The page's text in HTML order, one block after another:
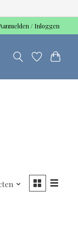
Aanmelden / Inloggen